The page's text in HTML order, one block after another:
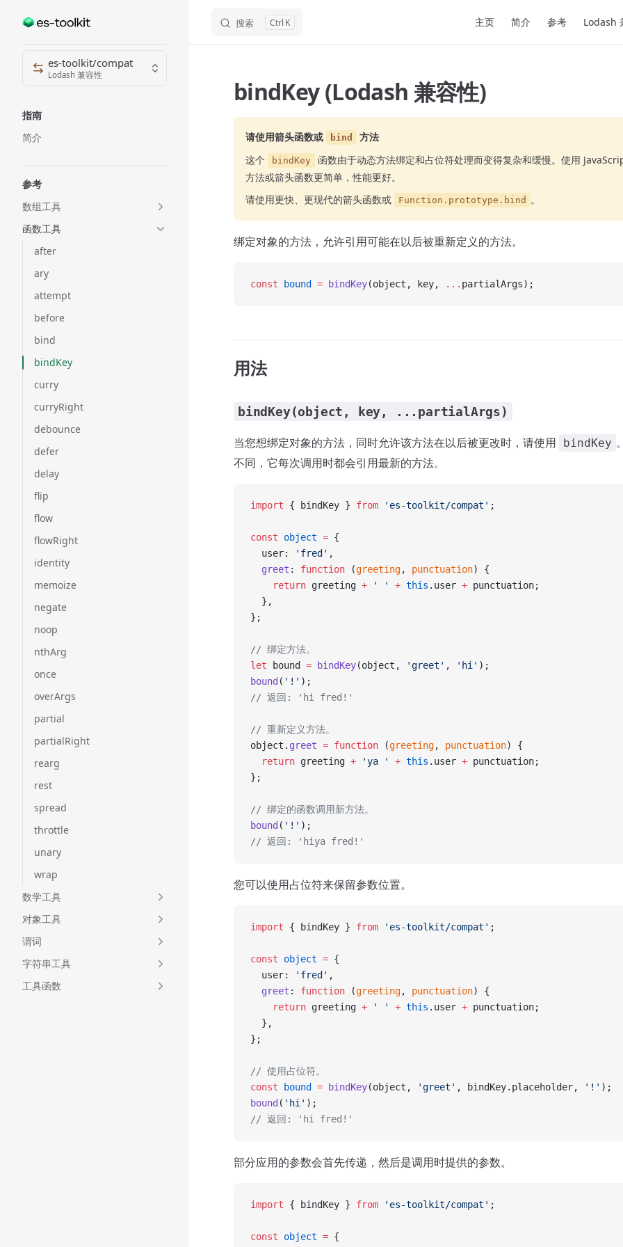
Skip to content 搜索 K 主页 简介 参考 Lodash
Sidebar Navigation
es-toolkit/compat
Lodash 兼容性
指南
简介
参考
数组工具
函数工具
after
ary
attempt
before
bind
bindKey
curry
curryRight
debounce
defer
delay
flip
flow
flowRight
identity
memoize
negate
noop
nthArg
once
overArgs
partial
partialRight
rearg
rest
spread
throttle
unary
wrap
数学工具
对象工具
谓词
字符串工具
工具函数
bindKey (Lodash 兼容性)
请使用箭头函数或 bind
方法
这个
bindKey 函数由于动态方法绑定和占位符处理而变得复杂和缓慢。使用
方法或箭头函数更简单，性能更好。
请使用更快、更现代的箭头函数或
Function.prototype.bind 。
绑定对象的方法，允许引用可能在以后被重新定义的方法。
const bound = bindKey(object, key, ... partialArgs);
用法
bindKey(object, key, ...partialArgs)
当您想绑定对象的方法，同时允许该方法在以后被更改时，请使用 bindKey
不同，它每次调用时都会引用最新的方法。
import { bindKey } from 'es-toolkit/compat' ;
const object = {
  user:
'fred' ,
  greet
: function (greeting, punctuation) {
    return
greeting + ' ' + this .user + punctuation;
  },
};
// 绑定方法。
let bound = bindKey(object, 'greet' , 'hi' );
bound ( '!' );
// 返回: 'hi fred!'
// 重新定义方法。
object. greet = function (greeting, punctuation) {
  return
greeting + 'ya ' + this .user + punctuation;
};
// 绑定的函数调用新方法。
bound ( '!' );
// 返回: 'hiya fred!'
您可以使用占位符来保留参数位置。
import { bindKey } from 'es-toolkit/compat' ;
const object = {
  user:
'fred' ,
  greet
: function (greeting, punctuation) {
    return
greeting + ' ' + this .user + punctuation;
  },
};
// 使用占位符。
const bound = bindKey(object, 'greet' , bindKey.placeholder, '!' );
bound ( 'hi' );
// 返回: 'hi fred!'
部分应用的参数会首先传递，然后是调用时提供的参数。
import { bindKey } from 'es-toolkit/compat' ;
const object = {